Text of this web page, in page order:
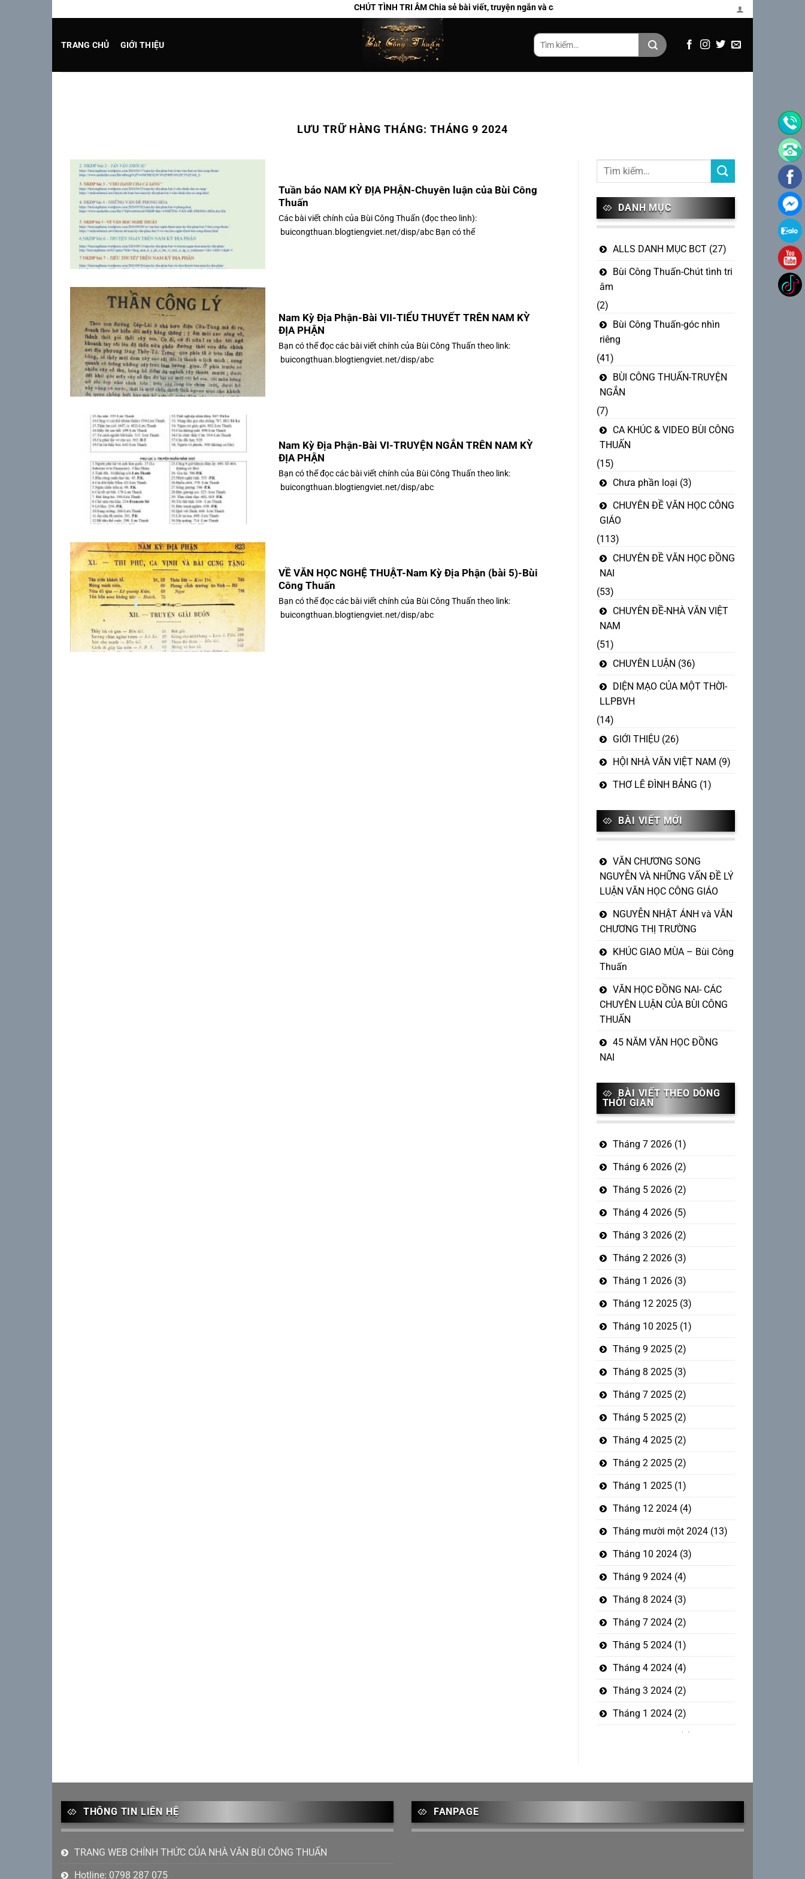
đến
dung
CHÚT TÌNH TRI ÂM Chia sẻ bài viết, truyện ngắn và ca khúc của Bùi Công Thuấn
TRANG CHỦ GIỚI THIỆU
Tìm
kiếm:
LƯU TRỮ HÀNG THÁNG: THÁNG 9 2024
Tuần báo NAM KỲ ĐỊA PHẬN-Chuyên luận của Bùi Công
Thuấn
Các bài viết chính của Bùi Công Thuấn (đọc theo linh):
buicongthuan.blogtiengviet.net/disp/abc Bạn có thể
Nam Kỳ Địa Phận-Bài VII-TIỂU THUYẾT TRÊN NAM KỲ
ĐỊA PHẬN
Bạn có thể đọc các bài viết chính của Bùi Công Thuấn theo link:
buicongthuan.blogtiengviet.net/disp/abc
Nam Kỳ Địa Phận-Bài VI-TRUYỆN NGẮN TRÊN NAM KỲ
ĐỊA PHẬN
Bạn có thể đọc các bài viết chính của Bùi Công Thuấn theo link:
buicongthuan.blogtiengviet.net/disp/abc
VỀ VĂN HỌC NGHỆ THUẬT-Nam Kỳ Địa Phận (bài 5)-Bùi
Công Thuấn
Bạn có thể đọc các bài viết chính của Bùi Công Thuấn theo link:
buicongthuan.blogtiengviet.net/disp/abc
DANH MỤC
ALLS DANH MỤC BCT(27)
Bùi Công Thuấn-Chút tình tri
âm
(2)
Bùi Công Thuấn-góc nhìn
riêng
(41)
BÙI CÔNG THUẤN-TRUYỆN
NGẮN
(7)
CA KHÚC & VIDEO BÙI CÔNG
THUẤN
(15)
Chưa phần loại (3)
CHUYÊN ĐỀ VĂN HỌC CÔNG
GIÁO
(113)
CHUYÊN ĐỀ VĂN HỌC ĐỒNG
NAI
(53)
CHUYÊN ĐỀ-NHÀ VĂN VIỆT
NAM
(51)
CHUYÊN LUẬN (36)
DIỆN MẠO CỦA MỘT THỜI-
LLPBVH
(14)
GIỚI THIỆU(26)
HỘI NHÀ VĂN VIỆT NAM (9)
THƠ LÊ ĐÌNH BẢNG (1)
BÀI VIẾT MỚI
VĂN CHƯƠNG SONG
NGUYỄN VÀ NHỮNG VẤN ĐỀ LÝ
LUẬN VĂN HỌC CÔNG GIÁO
NGUYỄN NHẬT ÁNH và VĂN
CHƯƠNG THỊ TRƯỜNG
KHÚC GIAO MÙA – Bùi Công
Thuấn
VĂN HỌC ĐỒNG NAI- CÁC
CHUYÊN LUẬN CỦA BÙI CÔNG
THUẤN
45 NĂM VĂN HỌC ĐỒNG
NAI
BÀI VIẾT THEO DÒNG
THỜI GIAN
Tháng 7 2026(1)
Tháng 6 2026(2)
Tháng 5 2026(2)
Tháng 4 2026(5)
Tháng 3 2026(2)
Tháng 2 2026(3)
Tháng 1 2026(3)
Tháng 12 2025(3)
Tháng 10 2025(1)
Tháng 9 2025(2)
Tháng 8 2025(3)
Tháng 7 2025(2)
Tháng 5 2025(2)
Tháng 4 2025(2)
Tháng 2 2025(2)
Tháng 1 2025(1)
Tháng 12 2024(4)
Tháng mười một 2024(13)
Tháng 10 2024(3)
Tháng 9 2024(4)
Tháng 8 2024(3)
Tháng 7 2024(2)
Tháng 5 2024(1)
Tháng 4 2024(4)
Tháng 3 2024(2)
Tháng 1 2024(2)
(5)
Tháng 10 2023(3)
Tháng 9 2023(2)
Tháng 8 2023(1)
THÔNG TIN LIÊN HỆ
TRANG WEB CHÍNH THỨC CỦA NHÀ VĂN BÙI CÔNG THUẤN
Hotline: 0798 287 075
FANPAGE